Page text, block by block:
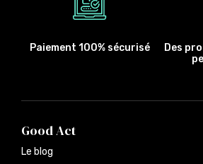
Paiement 100% sécurisé
Des
Good Act
Le blog